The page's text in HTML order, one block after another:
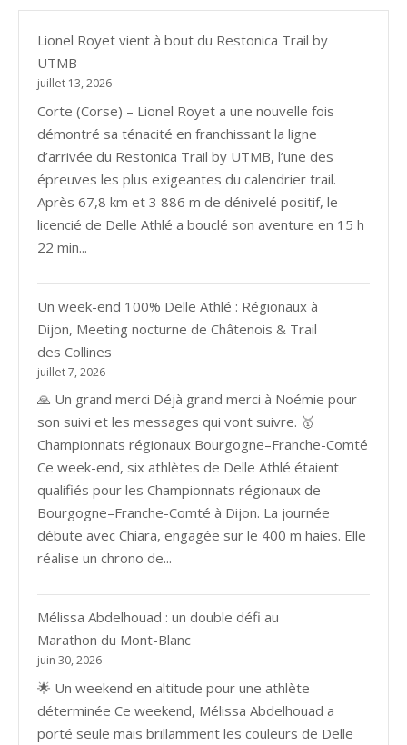
Lionel Royet vient à bout du Restonica Trail by
UTMB
juillet 13, 2026
Corte (Corse) – Lionel Royet a une nouvelle fois
démontré sa ténacité en franchissant la ligne
d’arrivée du Restonica Trail by UTMB, l’une des
épreuves les plus exigeantes du calendrier trail.
Après 67,8 km et 3 886 m de dénivelé positif, le
licencié de Delle Athlé a bouclé son aventure en 15 h
22 min...
Un week-end 100% Delle Athlé : Régionaux à
Dijon, Meeting nocturne de Châtenois & Trail
des Collines
juillet 7, 2026
🙏 Un grand merci Déjà grand merci à Noémie pour
son suivi et les messages qui vont suivre. 🥇
Championnats régionaux Bourgogne–Franche-Comté
Ce week-end, six athlètes de Delle Athlé étaient
qualifiés pour les Championnats régionaux de
Bourgogne–Franche-Comté à Dijon. La journée
débute avec Chiara, engagée sur le 400 m haies. Elle
réalise un chrono de...
Mélissa Abdelhouad : un double défi au
Marathon du Mont-Blanc
juin 30, 2026
🌟 Un weekend en altitude pour une athlète
déterminée Ce weekend, Mélissa Abdelhouad a
porté seule mais brillamment les couleurs de Delle